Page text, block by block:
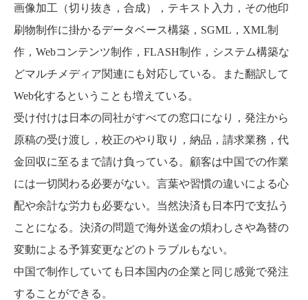
画像加工（切り抜き，合成），テキスト入力，その他印
刷物制作に掛かるデータベース構築，SGML，XML制
作，Webコンテンツ制作，FLASH制作，システム構築な
どマルチメディア関連にも対応している。また翻訳して
Web化するということも増えている。
受け付けは日本の同社がすべての窓口になり，発注から
原稿の受け渡し，校正のやり取り，納品，請求業務，代
金回収に至るまで請け負っている。顧客は中国での作業
には一切関わる必要がない。言葉や習慣の違いによる心
配や余計な労力も必要ない。当然決済も日本円で支払う
ことになる。決済の問題で海外送金の煩わしさや為替の
変動による予算変更などのトラブルもない。
中国で制作していても日本国内の企業と同じ感覚で発注
することができる。